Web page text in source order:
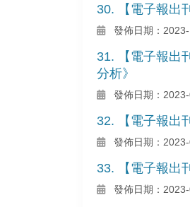
30. 【電子報出
發佈日期：2023-
31. 【電子報出
分析》
發佈日期：2023-
32. 【電子報出
發佈日期：2023-
33. 【電子報出
發佈日期：2023-